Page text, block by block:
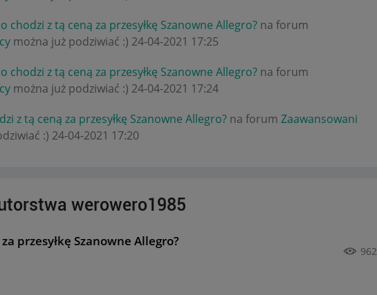
chodzi z tą ceną za przesyłkę Szanowne Allegro? na forum
można już podziwiać :) ‎24-04-2021 17:25
chodzi z tą ceną za przesyłkę Szanowne Allegro? na forum
można już podziwiać :) ‎24-04-2021 17:24
z tą ceną za przesyłkę Szanowne Allegro? na forum Zaawansowani
:) ‎24-04-2021 17:20
werowero1985
przesyłkę Szanowne Allegro?
962